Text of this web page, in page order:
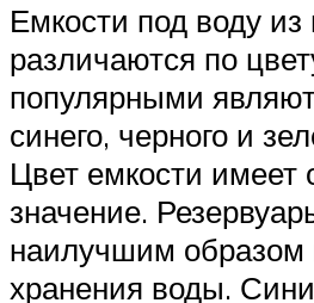
Емкости под воду из
различаются по
популярными
синего, черного и
Цвет емкости имеет
значение.
наилучшим образом
хранения воды.